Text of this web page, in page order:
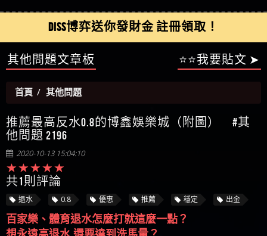
麼辦 本文教你如何拿回被騙資金
真的嗎 被FLTO詐騙的錢怎麼辦 本文教你如何拿回
ALYWS詐騙家破人亡 ALYWS是真的嗎 ALYWS是不是詐騙
【其他問題】 一招教你揭秘新型詐騙手法 （受害
當是真的嗎 當當是詐騙嗎 六旬老婦深信當當高獲
利回報被騙的家破人亡
【黃伊珊】不推薦爛公司
【陳順堪】星匯娛樂城出金幾次後贏錢就不給出
金
【陳順堪】黑網出金幾次後贏了就不出金出
【玩運彩】
【蘇俊曄】所以會出金嗎現在也是一樣的狀況
其他問題文章板 ⭐⭐我要貼文 ➤
首頁 其他問題
推薦最高反水0.8的博鑫娛樂城（附圖） #其
2020-10-13 15:04:10
共1則評論
退水 0.8
百家樂、體育退水怎麼打就這麼一點？
想永遠高退水 還要達到洗馬量？
活動洗馬有夠高..？